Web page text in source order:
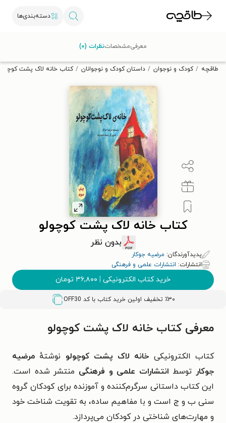
دسته‌بندی‌ها
تخفیف از طاقچه دریافت کن.
طاقچه کودک و نوجوان داستان کودک و نوجوانان کتاب خانه لاک پشت
کتاب خانه لاک پشت کوچولو
بدون نظر
پدیدآورندگان: مرضیه جوکار
انتشارات: انتشارات علمی و فرهنگی
خرید کتاب الکترونیکی | ۳۶,۸۰۰ تومان
٪۳۰ تخفیف اولین خرید کتاب با کد OFF30
معرفیمشخصاتنظرات (۰)
معرفی کتاب خانه لاک پشت کوچولو
کتاب الکترونیکی خانه لاک پشت کوچولو نوشتهٔ مرضیه
جوکار توسط انتشارات علمی و فرهنگی منتشر شده است.
این کتاب داستانی سرگرم‌کننده و آموزنده برای کودکان گروه
سنی ب و ج است و با مفاهیم ساده، به تقویت شناخت خود
و مهارت‌های شناختی در کودکان می‌پردازد.